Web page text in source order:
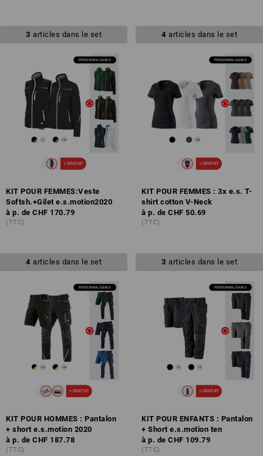
3 articles dans le set
KIT POUR FEMMES:Veste
Softsh.+Gilet e.s.motion2020
à p. de CHF 170.79
(TTC)
4 articles dans le set
KIT POUR FEMMES : 3x e.s. T-
shirt cotton V-Neck
à p. de CHF 50.69
(TTC)
4 articles dans le set
KIT POUR HOMMES : Pantalon
+ short e.s.motion 2020
à p. de CHF 187.78
(TTC)
3 articles dans le set
KIT POUR ENFANTS : Pantalon
+ Short e.s.motion ten
à p. de CHF 109.79
(TTC)